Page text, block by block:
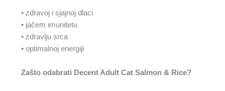
• zdravoj i sjajnoj dlaci
• jačem imunitetu
• zdravlju srca
• optimalnoj energiji
Zašto odabrati Decent Adult Cat Salmon & Rice?